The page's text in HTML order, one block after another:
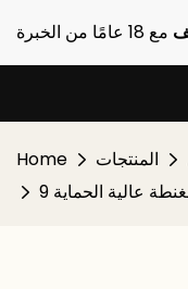
Home المنتجات